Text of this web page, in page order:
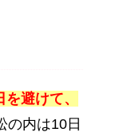
を避けて、
の内は10日